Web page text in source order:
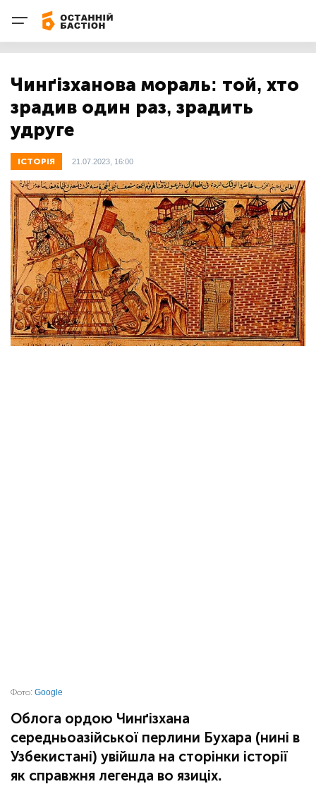
Чинґізханова мораль: той, хто
зрадив один раз, зрадить
удруге
ІСТОРІЯ 21.07.2023, 16:00
Фото: Google
Облога ордою Чинґізхана
середньоазійської перлини Бухара (нині в
Узбекистані) увійшла на сторінки історії
як справжня легенда во язиціх.